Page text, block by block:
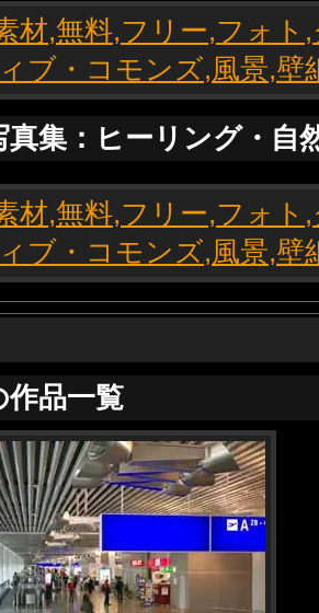
真集：ヒーリング・自
作品一覧